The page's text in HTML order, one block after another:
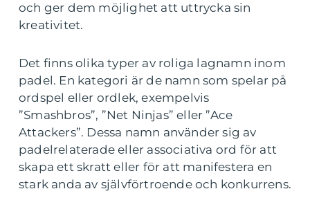
och ger dem möjlighet att uttrycka sin
kreativitet.
Det finns olika typer av roliga lagnamn inom
padel. En kategori är de namn som spelar på
ordspel eller ordlek, exempelvis
”Smashbros”, ”Net Ninjas” eller ”Ace
Attackers”. Dessa namn använder sig av
padelrelaterade eller associativa ord för att
skapa ett skratt eller för att manifestera en
stark anda av självförtroende och konkurrens.